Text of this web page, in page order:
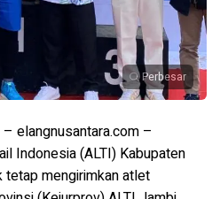
Perbesar
elangnusantara.com –
Indonesia (ALTI) Kabupaten
tetap mengirimkan atlet